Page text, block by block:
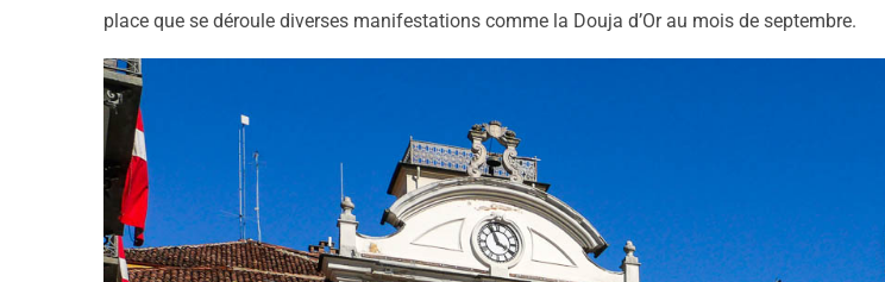
place que se déroule diverses manifestations comme la Douja d’Or au mois de septembre.